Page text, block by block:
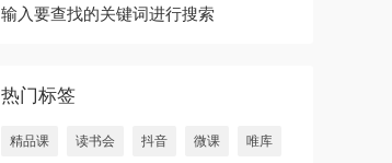
输入要查找的关键词进行搜索
热门标签
精品课 读书会 抖音 微课 唯库